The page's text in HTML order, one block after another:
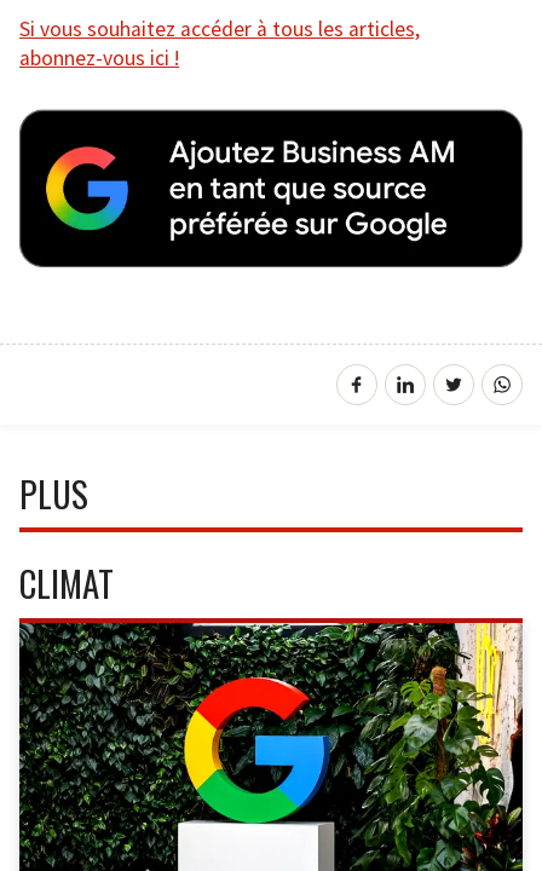
Si vous souhaitez accéder à tous les articles,
abonnez-vous ici !
PLUS
CLIMAT